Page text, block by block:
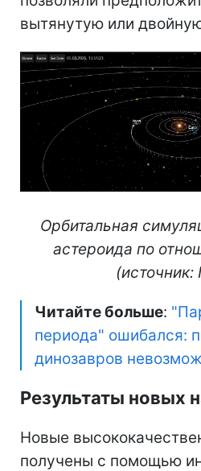
вытянутую или
Орбитальная
астероида по
(источник:
Читайте больше:
периода" ошибался:
динозавров
Результаты новых
Новые
получены с помощью